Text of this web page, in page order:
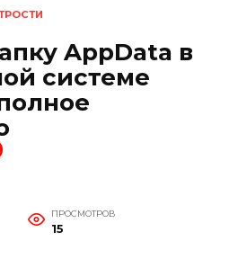
AppData в
системе
ПРОСМОТРОВ
15